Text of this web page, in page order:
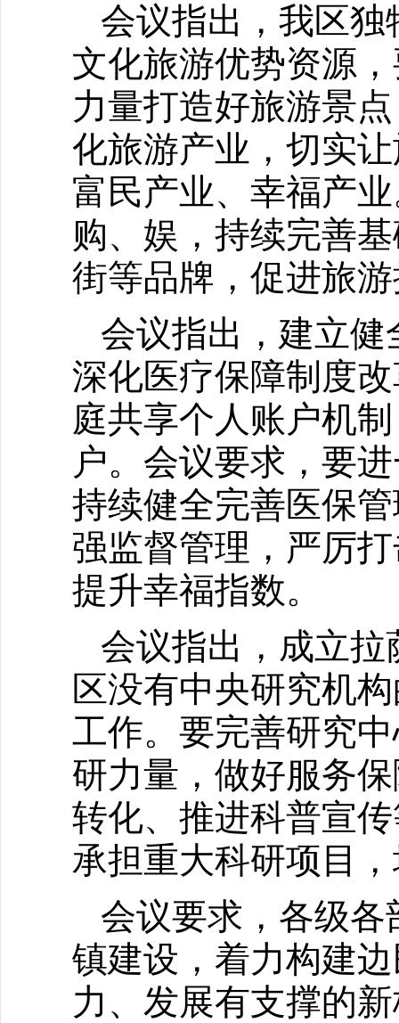
会议指出，我区
文化旅游优势资源
力量打造好旅游景
化旅游产业，切实
富民产业、幸福产
购、娱，持续完善
街等品牌，促进旅
会议指出，建立
深化医疗保障制度
庭共享个人账户机
户。会议要求，要
持续健全完善医保
强监督管理，严厉
提升幸福指数。
会议指出，成立
区没有中央研究机
工作。要完善研究
研力量，做好服务
转化、推进科普宣
承担重大科研项目
会议要求，各级
镇建设，着力构建
力、发展有支撑的